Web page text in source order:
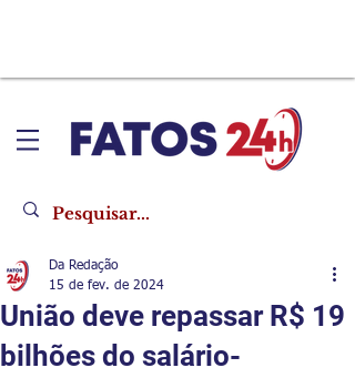
União deve repassar R$ 19
bilhões do salário-
Da Redação
15 de fev. de 2024